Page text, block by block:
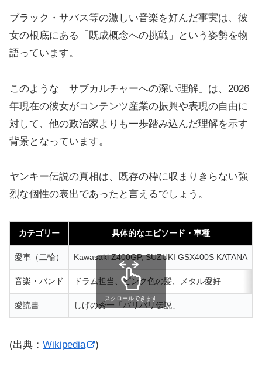
ブラック・サバス等の激しい音楽を好んだ事実は、彼
女の根底にある「既成概念への挑戦」という姿勢を物
語っています。
このような「サブカルチャーへの深い理解」は、2026
年現在の彼女がコンテンツ産業の振興や表現の自由に
対して、他の政治家よりも一歩踏み込んだ理解を示す
背景となっています。
ヤンキー伝説の真相は、既存の枠に収まりきらない強
烈な個性の表出であったと言えるでしょう。
カテゴリー 具体的なエピソード・車種
愛車（二輪） Kawasaki Z400GP, SUZUKI GSX400S KATANA
音楽・バンド ドラム担当、ピンク色の髪、メタル愛好
愛読書 しげの秀一「バリバリ伝説」
スクロールできます
(出典： Wikipedia )